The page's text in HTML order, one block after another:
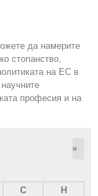
да намерите
стопанство,
на ЕС в
професия и на
»
С
Н